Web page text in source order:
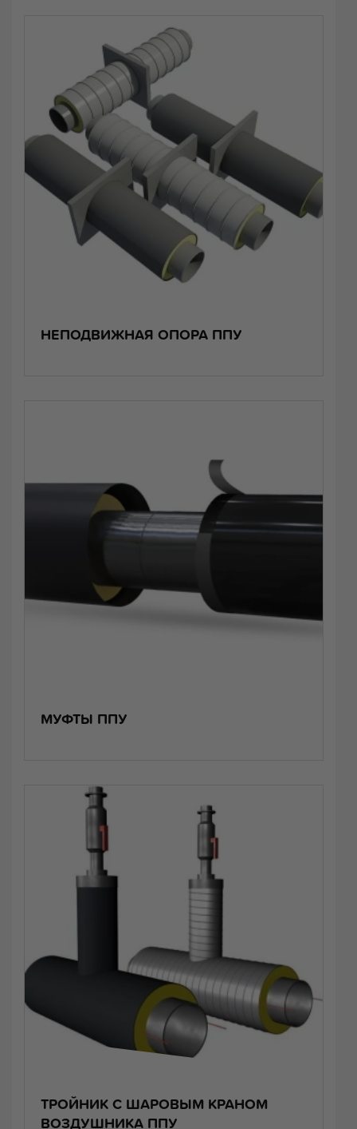
НЕПОДВИЖНАЯ ОПОРА ППУ
МУФТЫ ППУ
ТРОЙНИК С ШАРОВЫМ КРАНОМ
ВОЗДУШНИКА ППУ